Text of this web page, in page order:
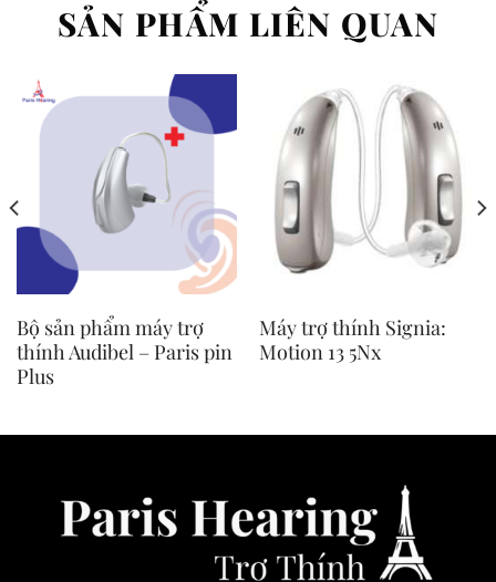
SẢN PHẨM LIÊN QUAN
Bộ sản phẩm máy trợ
thính Audibel – Paris pin
Plus
Máy trợ thính Signia:
Motion 13 5Nx